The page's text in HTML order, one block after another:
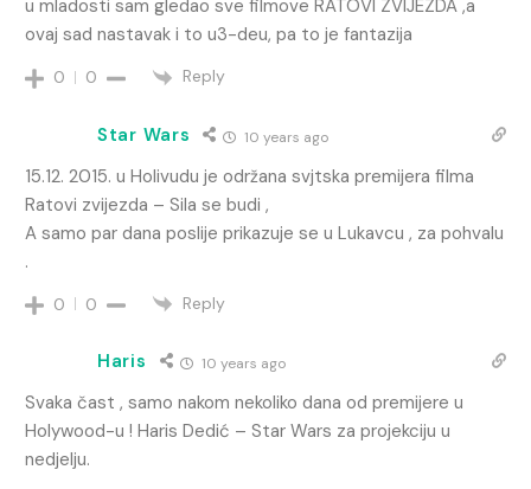
u mladosti sam gledao sve filmove RATOVI ZVIJEZDA ,a
ovaj sad nastavak i to u3-deu, pa to je fantazija
0 0 Reply
Star Wars 10 years ago
15.12. 2015. u Holivudu je održana svjtska premijera filma
Ratovi zvijezda – Sila se budi ,
A samo par dana poslije prikazuje se u Lukavcu , za pohvalu
.
0 0 Reply
Haris 10 years ago
Svaka čast , samo nakom nekoliko dana od premijere u
Holywood-u ! Haris Dedić – Star Wars za projekciju u
nedjelju.